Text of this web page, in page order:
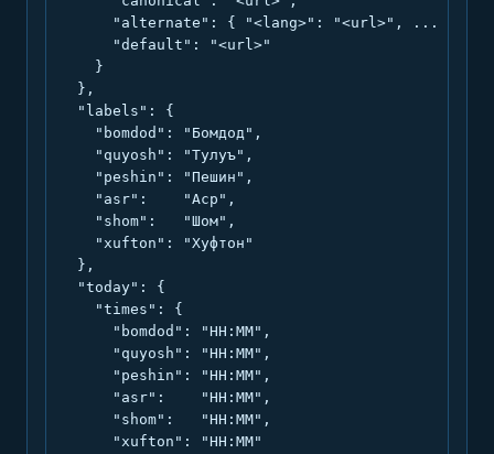
      "alternate": { "<lang>": "<url>", ... },
      "default": "<url>"
    }
  },
  "labels": {
    "bomdod": "Бомдод",
    "quyosh": "Тулуъ",
    "peshin": "Пешин",
    "asr":    "Аср",
    "shom":   "Шом",
    "xufton": "Хуфтон"
  },
  "today": {
    "times": {
      "bomdod": "HH:MM",
      "quyosh": "HH:MM",
      "peshin": "HH:MM",
      "asr":    "HH:MM",
      "shom":   "HH:MM",
      "xufton": "HH:MM"